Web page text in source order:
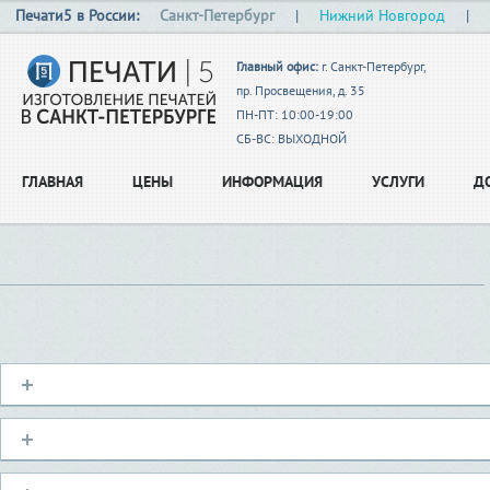
Печати5 в России: Санкт-Петербург | Нижний Новгород |
Главный офис: г. Санкт-Петербург,
пр. Просвещения, д. 35
ПН-ПТ: 10:00-19:00
СБ-ВС: ВЫХОДНОЙ
ГЛАВНАЯ ЦЕНЫ ИНФОРМАЦИЯ УСЛУГИ